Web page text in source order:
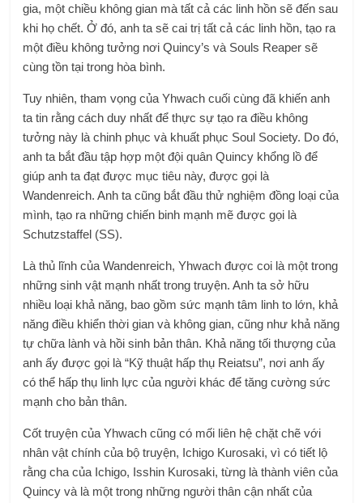
gia, một chiều không gian mà tất cả các linh hồn sẽ đến sau
khi họ chết. Ở đó, anh ta sẽ cai trị tất cả các linh hồn, tạo ra
một điều không tưởng nơi Quincy’s và Souls Reaper sẽ
cùng tồn tại trong hòa bình.
Tuy nhiên, tham vọng của Yhwach cuối cùng đã khiến anh
ta tin rằng cách duy nhất để thực sự tạo ra điều không
tưởng này là chinh phục và khuất phục Soul Society. Do đó,
anh ta bắt đầu tập hợp một đội quân Quincy khổng lồ để
giúp anh ta đạt được mục tiêu này, được gọi là
Wandenreich. Anh ta cũng bắt đầu thử nghiệm đồng loại của
mình, tạo ra những chiến binh mạnh mẽ được gọi là
Schutzstaffel (SS).
Là thủ lĩnh của Wandenreich, Yhwach được coi là một trong
những sinh vật mạnh nhất trong truyện. Anh ta sở hữu
nhiều loại khả năng, bao gồm sức mạnh tâm linh to lớn, khả
năng điều khiển thời gian và không gian, cũng như khả năng
tự chữa lành và hồi sinh bản thân. Khả năng tối thượng của
anh ấy được gọi là “Kỹ thuật hấp thụ Reiatsu”, nơi anh ấy
có thể hấp thụ linh lực của người khác để tăng cường sức
mạnh cho bản thân.
Cốt truyện của Yhwach cũng có mối liên hệ chặt chẽ với
nhân vật chính của bộ truyện, Ichigo Kurosaki, vì có tiết lộ
rằng cha của Ichigo, Isshin Kurosaki, từng là thành viên của
Quincy và là một trong những người thân cận nhất của